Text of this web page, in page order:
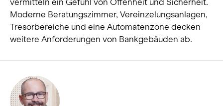
Moderne Beratungszimmer, Vereinzelungsanlagen,
Tresorbereiche und eine Automatenzone decken
weitere Anforderungen von Bankgebäuden ab.